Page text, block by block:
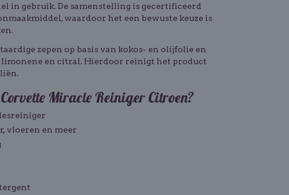
in gebruik. De samenstelling is gecertificeerd
waardoor het een bewuste keuze is
zepen op basis van kokos- en olijfolie en
en citral. Hierdoor reinigt het product
Miracle Reiniger Citroen?
vloeren en meer